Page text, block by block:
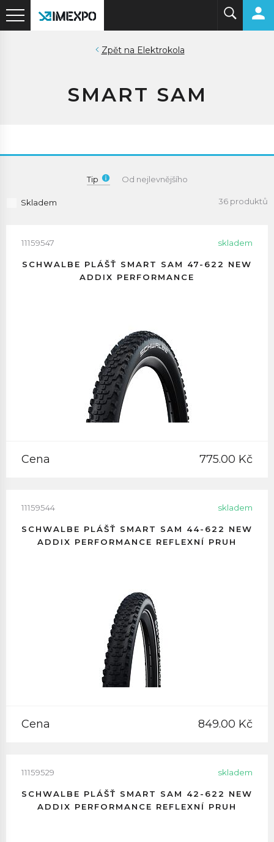
Elektrokola
SMART SAM
Tip Od nejlevnějšího
Skladem 36 produktů
11159547 skladem
SCHWALBE PLÁŠŤ SMART SAM 47-622 NEW
ADDIX PERFORMANCE
Cena 775.00 Kč
11159544 skladem
SCHWALBE PLÁŠŤ SMART SAM 44-622 NEW
ADDIX PERFORMANCE REFLEXNÍ PRUH
Cena 849.00 Kč
11159529 skladem
SCHWALBE PLÁŠŤ SMART SAM 42-622 NEW
ADDIX PERFORMANCE REFLEXNÍ PRUH